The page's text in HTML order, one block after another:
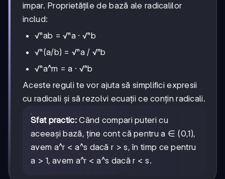
impar. Proprietățile de bază ale radicalilor
includ:
√ⁿab = √ⁿa · √ⁿb
√ⁿ(a/b) = √ⁿa / √ⁿb
√ⁿa^m = a · √ⁿb
Aceste reguli te vor ajuta să simplifici expresii
cu radicali și să rezolvi ecuații ce conțin radicali.
Sfat practic:Când compari puteri cu
aceeași bază, ține cont că pentru a ∈ (0,1),
avem a^r < a^s dacă r > s, în timp ce pentru
a > 1, avem a^r < a^s dacă r < s.